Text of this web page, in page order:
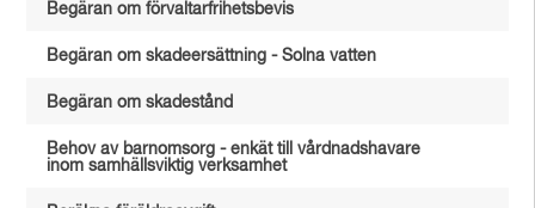
Begäran om förvaltarfrihetsbevis
Begäran om skadeersättning - Solna vatten
Begäran om skadestånd
Behov av barnomsorg - enkät till vårdnadshavare
inom samhällsviktig verksamhet